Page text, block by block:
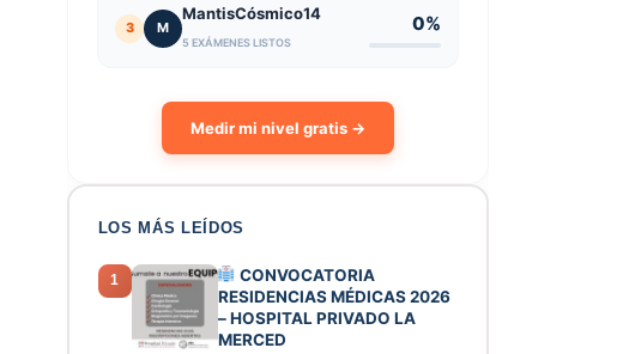
3 M
MantisCósmico14
5 EXÁMENES LISTOS
0%
Medir mi nivel gratis →
LOS MÁS LEÍDOS
1
CONVOCATORIA
RESIDENCIAS MÉDICAS 2026
– HOSPITAL PRIVADO LA
MERCED